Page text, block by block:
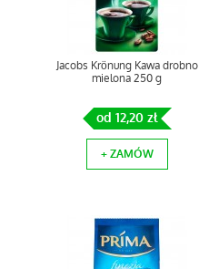
Jacobs Krönung Kawa drobno
mielona 250 g
od 12,20 zł
+ ZAMÓW